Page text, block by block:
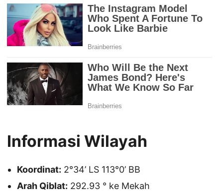
Informasi Wilayah
Koordinat: 2°34’ LS 113°0’ BB
Arah Qiblat: 292.93 ° ke Mekah